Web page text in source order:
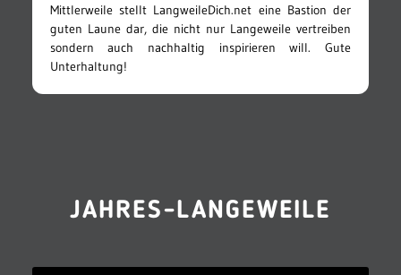
Mittlerweile stellt LangweileDich.net eine Bastion der
guten Laune dar, die nicht nur Langeweile vertreiben
sondern auch nachhaltig inspirieren will. Gute
Unterhaltung!
JAHRES-LANGEWEILE